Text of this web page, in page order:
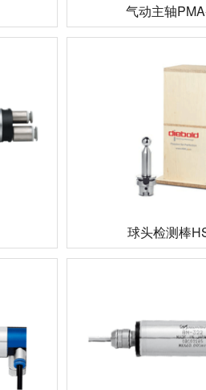
气动主轴
球头检测棒